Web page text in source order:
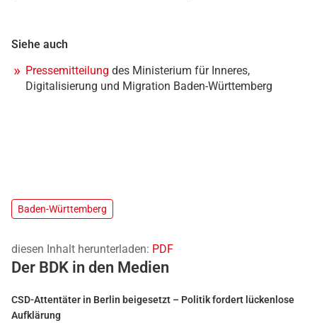
Siehe auch
Pressemitteilung des Ministerium für Inneres,
Digitalisierung und Migration Baden-Württemberg
Baden-Württemberg
diesen Inhalt herunterladen: PDF
Der BDK in den Medien
CSD-Attentäter in Berlin beigesetzt – Politik fordert lückenlose
Aufklärung